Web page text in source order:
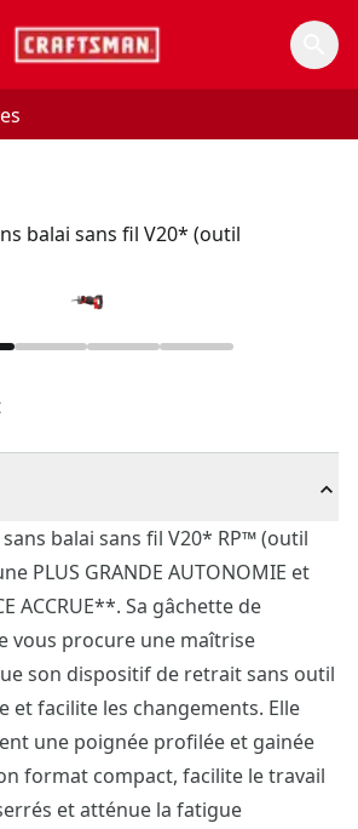
balai sans fil V20* (outil
balai sans fil V20* RP™ (outil
PLUS GRANDE AUTONOMIE et
ACCRUE**. Sa gâchette de
vous procure une maîtrise
son dispositif de retrait sans outil
et facilite les changements. Elle
une poignée profilée et gainée
format compact, facilite le travail
et atténue la fatigue